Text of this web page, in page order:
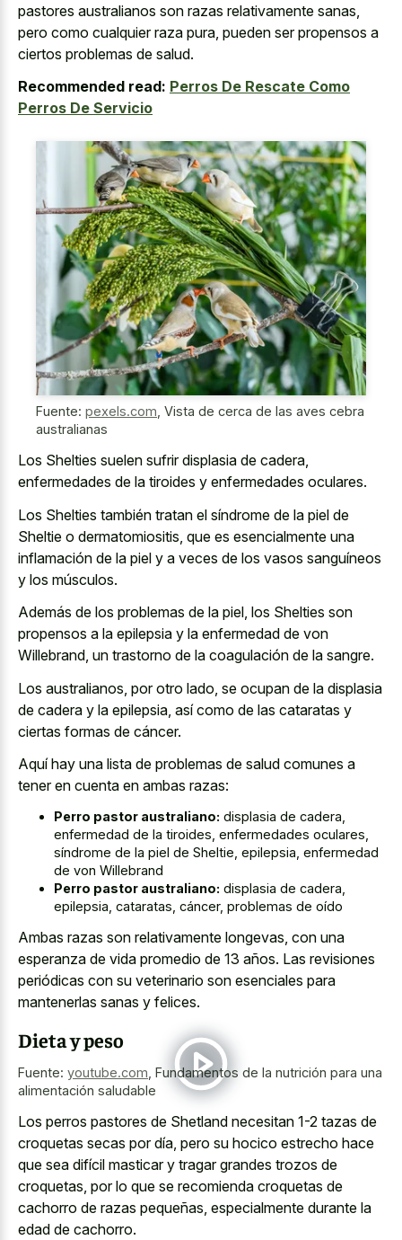
pastores australianos son razas relativamente sanas,
pero como cualquier raza pura, pueden ser propensos a
ciertos problemas de salud.
Recommended read: Perros De Rescate Como
Perros De Servicio
Fuente: pexels.com Vista de cerca de las aves cebra
australianas
Los Shelties suelen sufrir displasia de cadera,
enfermedades de la tiroides y enfermedades oculares.
Los Shelties también tratan el síndrome de la piel de
Sheltie o dermatomiositis, que es esencialmente una
inflamación de la piel y a veces de los vasos sanguíneos
y los músculos.
Además de los problemas de la piel, los Shelties son
propensos a la epilepsia y la enfermedad de von
Willebrand, un trastorno de la coagulación de la sangre.
Los australianos, por otro lado, se ocupan de la displasia
de cadera y la epilepsia, así como de las cataratas y
ciertas formas de cáncer.
Aquí hay una lista de problemas de salud comunes a
tener en cuenta en ambas razas:
Perro pastor australiano: displasia de cadera,
enfermedad de la tiroides, enfermedades oculares,
síndrome de la piel de Sheltie, epilepsia, enfermedad
de von Willebrand
Perro pastor australiano: displasia de cadera,
epilepsia, cataratas, cáncer, problemas de oído
Ambas razas son relativamente longevas, con una
esperanza de vida promedio de 13 años. Las revisiones
periódicas con su veterinario son esenciales para
mantenerlas sanas y felices.
Dieta y peso
Fuente: youtube.com Fundamentos de la nutrición para una
alimentación saludable
Los perros pastores de Shetland necesitan 1-2 tazas de
croquetas secas por día, pero su hocico estrecho hace
que sea difícil masticar y tragar grandes trozos de
croquetas, por lo que se recomienda croquetas de
cachorro de razas pequeñas, especialmente durante la
edad de cachorro.